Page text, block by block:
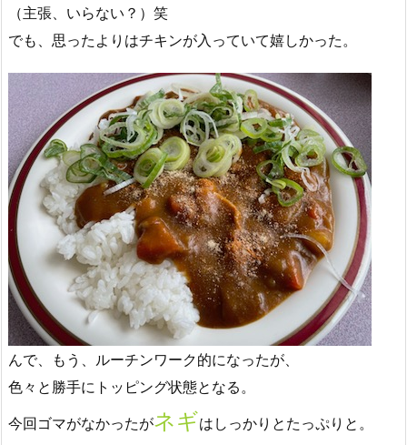
（主張、いらない？）笑
でも、思ったよりはチキンが入っていて嬉しかった。
んで、もう、ルーチンワーク的になったが、
色々と勝手にトッピング状態となる。
今回ゴマがなかったがネギはしっかりとたっぷりと。